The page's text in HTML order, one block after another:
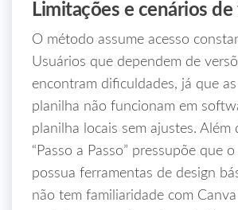
Limitações e cenários de
O método assume acesso
Usuários que dependem de
encontram dificuldades, já que
planilha não funcionam em
planilha locais sem ajustes. Além
“Passo a Passo” pressupõe que
possua ferramentas de design
não tem familiaridade com